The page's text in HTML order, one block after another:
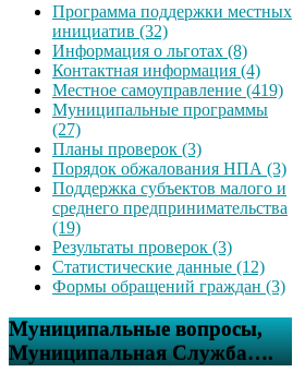
Программа поддержки местных
инициатив (32)
Информация о льготах (8)
Контактная информация (4)
Местное самоуправление (419)
Муниципальные программы
(27)
Планы проверок (3)
Порядок обжалования НПА (3)
Поддержка субъектов малого и
среднего предпринимательства
(19)
Результаты проверок (3)
Статистические данные (12)
Формы обращений граждан (3)
Муниципальные вопросы,
Муниципальная Служба….